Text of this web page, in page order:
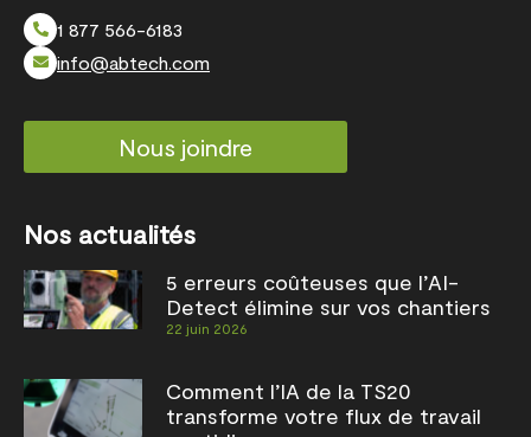
1 877 566-6183
info@abtech.com
Nous joindre
Nos actualités
5 erreurs coûteuses que l’AI-
Detect élimine sur vos chantiers
22 juin 2026
Comment l’IA de la TS20
transforme votre flux de travail